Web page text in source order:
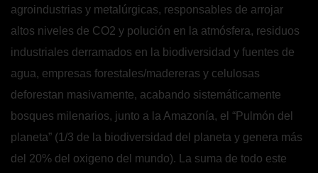
agroindustrias y metalúrgicas, responsables de arrojar
altos niveles de CO2 y polución en la atmósfera, residuos
industriales derramados en la biodiversidad y fuentes de
agua, empresas forestales/madereras y celulosas
deforestan masivamente, acabando sistemáticamente
bosques milenarios, junto a la Amazonía, el “Pulmón del
planeta” (1/3 de la biodiversidad del planeta y genera más
del 20% del oxigeno del mundo). La suma de todo este